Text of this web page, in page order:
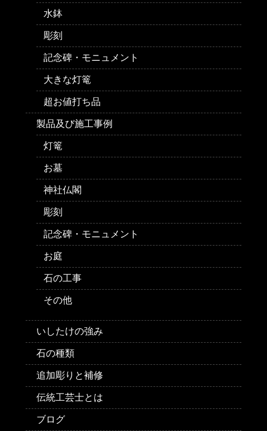
水鉢
彫刻
記念碑・モニュメント
大きな灯篭
超お値打ち品
製品及び施工事例
灯篭
お墓
神社仏閣
彫刻
記念碑・モニュメント
お庭
石の工事
その他
いしたけの強み
石の種類
追加彫りと補修
伝統工芸士とは
ブログ